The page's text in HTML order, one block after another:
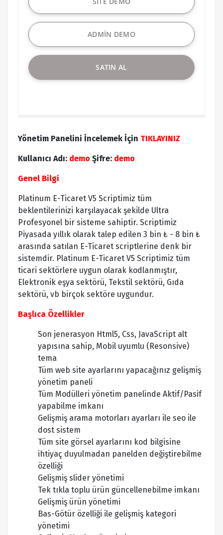
ADMİN DEMO
SATIN AL
Yönetim Panelini İncelemek İçin TIKLAYINIZ
Kullanıcı Adı: demo Şifre: demo
Genel Bilgi
Platinum E-Ticaret V5 Scriptimiz tüm
beklentilerinizi karşılayacak şekilde Ultra
Profesyonel bir sisteme sahiptir. Scriptimiz
Piyasada yıllık olarak talep edilen 3 bin ₺ - 8 bin ₺
arasında satılan E-Ticaret scriptlerine denk bir
sistemdir. Platinum E-Ticaret V5 Scriptimiz tüm
ticari sektörlere uygun olarak kodlanmıştır,
Elektronik eşya sektörü, Tekstil sektörü, Gıda
sektörü, vb birçok sektöre uygundur.
Başlıca Özellikler
Son jenerasyon Html5, Css, JavaScript alt
yapısına sahip, Mobil uyumlu (Resonsive)
tema
Tüm web site ayarlarını yapacağınız gelişmiş
yönetim paneli
Tüm Modülleri yönetim panelinde Aktif/Pasif
yapabilme imkanı
Gelişmiş arama motorları ayarları ile seo ile
dost sistem
Tüm site görsel ayarlarını kod bilgisine
ihtiyaç duyulmadan panelden değiştirebilme
özelliği
Gelişmiş slider yönetimi
Tek tıkla toplu ürün güncellenebilme imkanı
Gelişmiş ürün yönetimi
Bas-Götür özelliği ile gelişmiş kategori
yönetimi